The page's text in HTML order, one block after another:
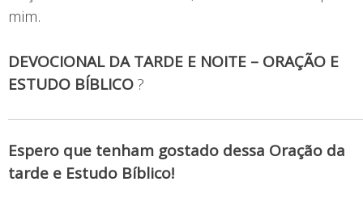
mim.
DEVOCIONAL DA TARDE E NOITE – ORAÇÃO E
ESTUDO BÍBLICO?
Espero que tenham gostado dessa Oração da
tarde e Estudo Bíblico!